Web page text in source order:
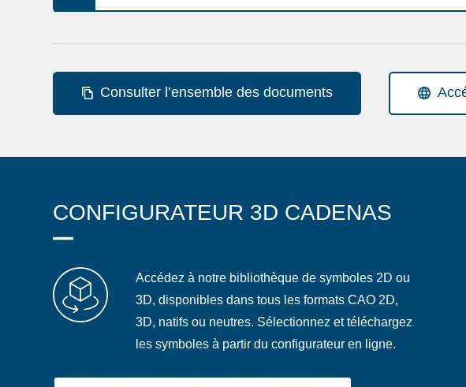
Consulter l’ensemble des documents
CONFIGURATEUR 3D CADENAS
Accédez à notre bibliothèque de symboles 2D ou
3D, disponibles dans tous les formats CAO 2D,
3D, natifs ou neutres. Sélectionnez et téléchargez
les symboles à partir du configurateur en ligne.